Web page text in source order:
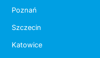
Poznań
Szczecin
Katowice